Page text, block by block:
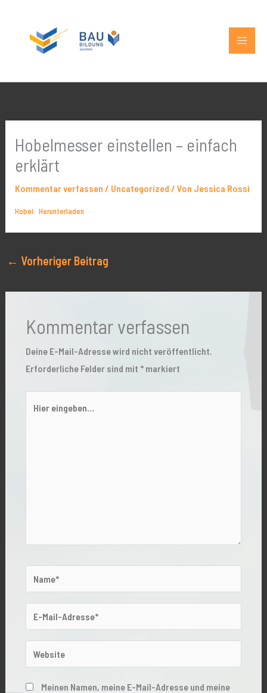
springen
Hobelmesser einstellen – einfach
erklärt
Kommentar verfassen / Uncategorized / Von Jessica Rossi
Hobel Herunterladen
← Vorheriger Beitrag
Kommentar verfassen
Deine E-Mail-Adresse wird nicht veröffentlicht.
Erforderliche Felder sind mit *markiert
eingeben…
Name*
Mail-
Website
Meinen Namen, meine E-Mail-Adresse und meine